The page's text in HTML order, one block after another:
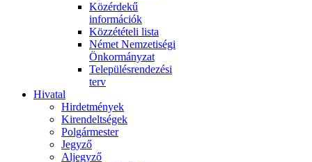
Közérdekű
információk
Közzétételi lista
Német Nemzetiségi
Önkormányzat
Településrendezési
terv
Hivatal
Hirdetmények
Kirendeltségek
Polgármester
Jegyző
Aljegyző